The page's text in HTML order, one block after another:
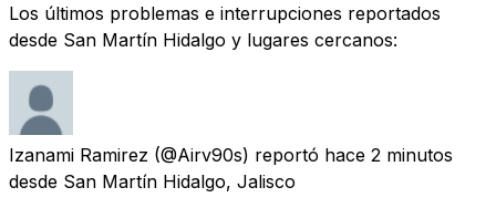
Los últimos problemas e interrupciones reportados
desde San Martín Hidalgo y lugares cercanos:
Izanami Ramirez (@Airv90s) reportó hace 2 minutos
desde San Martín Hidalgo, Jalisco